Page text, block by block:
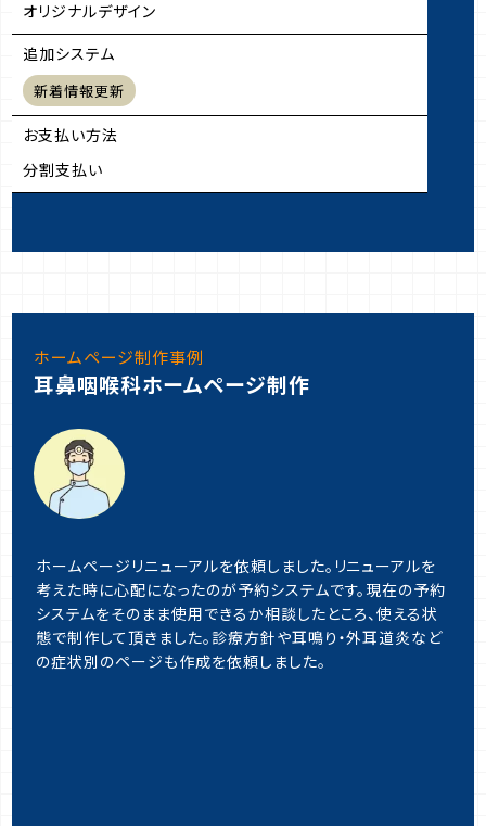
オリジナルデザイン
追加システム
新着情報更新
お支払い方法
分割支払い
ホームページ制作事例
耳鼻咽喉科ホームページ制作
ホームページリニューアルを依頼しました。リニューアルを
考えた時に心配になったのが予約システムです。現在の予約
システムをそのまま使用できるか相談したところ、使える状
態で制作して頂きました。診療方針や耳鳴り・外耳道炎など
の症状別のページも作成を依頼しました。